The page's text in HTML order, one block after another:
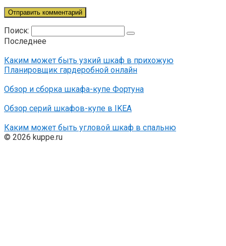
Поиск:
Последнее
Каким может быть узкий шкаф в прихожую
Планировщик гардеробной онлайн
Обзор и сборка шкафа-купе Фортуна
Обзор серий шкафов-купе в IKEA
Каким может быть угловой шкаф в спальню
© 2026 kuppe.ru